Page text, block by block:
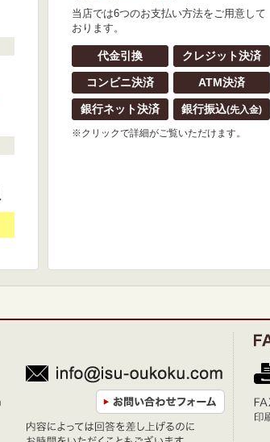
当店では6つのお支払い方法をご用意して
おります。
代金引換 クレジット決済
コンビニ決済 ATM決済
銀行ネット決済 銀行振込(先入金)
※クリックで詳細がご覧いただけます。